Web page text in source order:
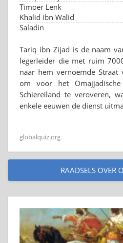
Timoer Lenk
Khalid ibn Walid
Saladin
Tariq ibn Zijad is de naam
legerleider die met ruim
naar hem vernoemde Straat
om voor het
Schiereiland te veroveren,
enkele eeuwen de dienst
globalquiz.org
RAADSELS OVER